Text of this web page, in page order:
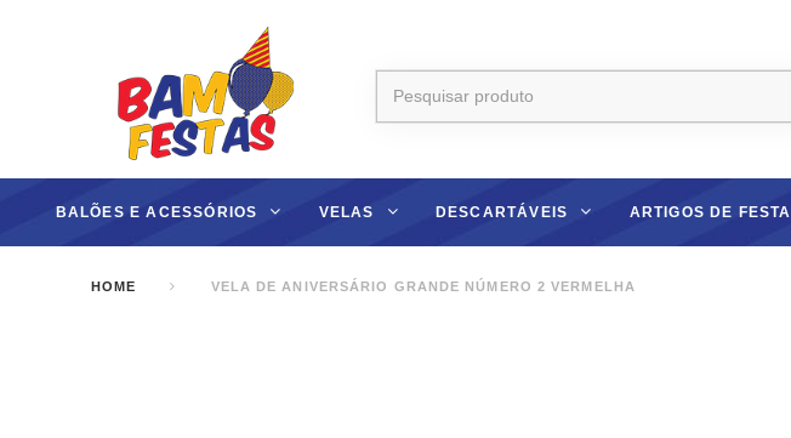
BALÕES E ACESSÓRIOS VELAS DESCARTÁVEIS ARTIGOS DE FESTA
HOME VELA DE ANIVERSÁRIO GRANDE NÚMERO 2 VERMELHA